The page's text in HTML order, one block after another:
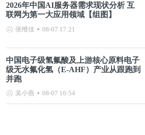
2026年中国AI服务器需求现状分析 互
联网为第一大应用领域【组图】
张维佳 08-07 17:21
中国电子级氢氟酸及上游核心原料电子
级无水氟化氢（E-AHF）产业从跟跑到
并跑
吴小燕 08-07 16:54